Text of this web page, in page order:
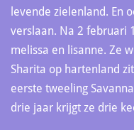
levende zielenland. En
verslaan. Na 2 februari
melissa en lisanne. Ze
Sharita op hartenland
eerste tweeling
drie jaar krijgt ze drie